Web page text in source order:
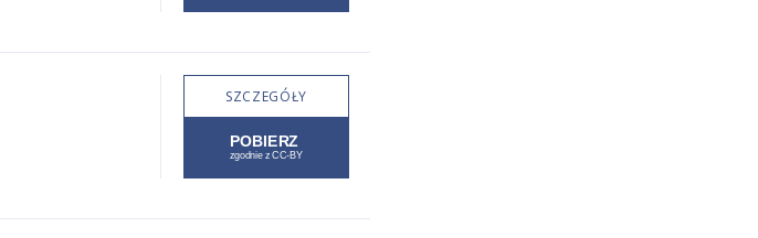
SZCZEGÓŁY